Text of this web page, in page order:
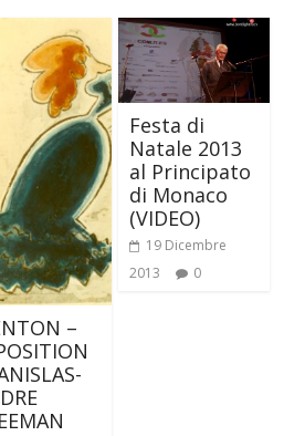
–
Festa di
Natale 2013
al Principato
di Monaco
(VIDEO)
19 Dicembre
2013
0